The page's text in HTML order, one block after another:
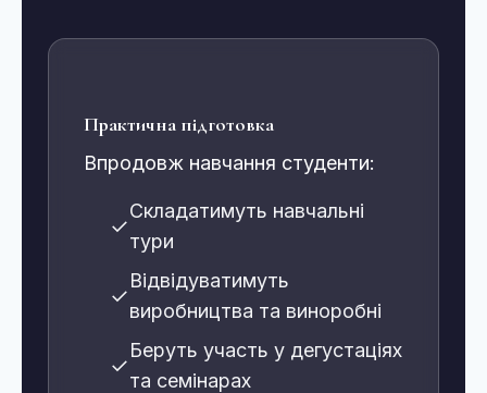
Практична підготовка
Впродовж навчання студенти:
✓
Складатимуть навчальні
тури
✓
Відвідуватимуть
виробництва та виноробні
✓
Беруть участь у дегустаціях
та семінарах